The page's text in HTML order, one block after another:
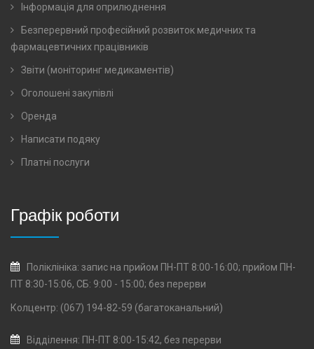
Інформація для оприлюднення
Безперервний професійний розвиток медичних та
фармацевтичних працівників
Звіти (моніторинг медикаментів)
Оголошені закупівлі
Оренда
Написати подяку
Платні послуги
Графік роботи
Поліклініка: запис на прийом ПН-ПТ 8:00-16:00; прийом ПН-
ПТ 8:30-15:06, СБ: 9:00 - 15:00; без перерви
Колцентр: (067) 194-82-59 (багатоканальний)
Відділення: ПН-ПТ 8:00-15:42, без перерви